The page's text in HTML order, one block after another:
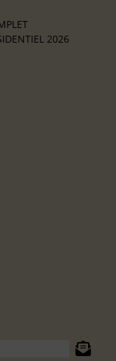
2026